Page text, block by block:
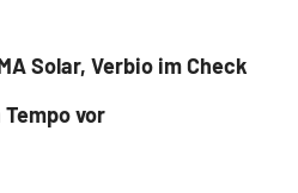
Solar, Verbio im Check
vor